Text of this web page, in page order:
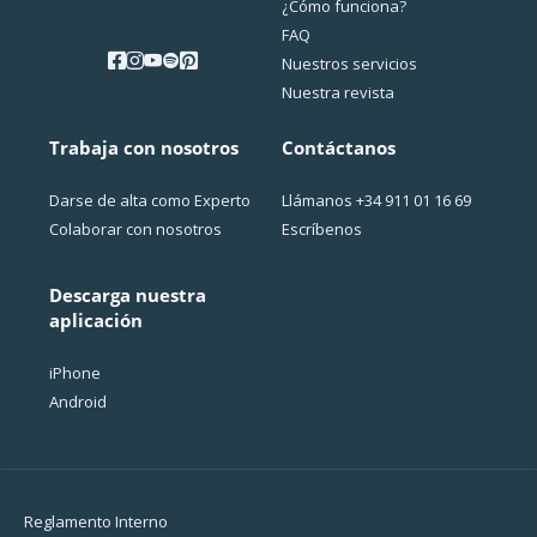
¿Cо́mo funciona?
FAQ
Nuestros servicios
Nuestra revista
Trabaja con nosotros
Darse de alta como Experto
Colaborar con nosotros
Descarga nuestra
aplicación
iPhone
Android
Contáctanos
Llámanos +34 911 01 16 69
Escríbenos
Reglamento Interno